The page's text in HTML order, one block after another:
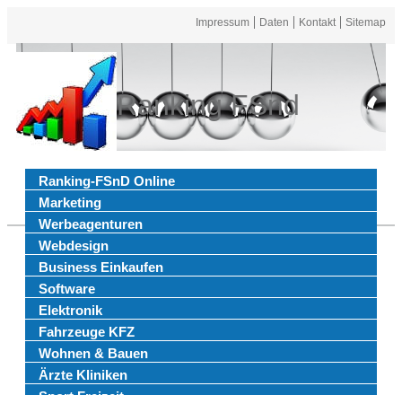
Impressum Daten Kontakt Sitemap
Ranking FSnd
Ranking-FSnD Online
Marketing
Werbeagenturen
Webdesign
Business Einkaufen
Software
Elektronik
Fahrzeuge KFZ
Wohnen & Bauen
Ärzte Kliniken